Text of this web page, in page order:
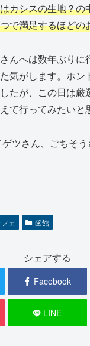
はカシスの生地？の
で満足するほどの
んへは数年ぶりに
気がします。ホン
たが、この日は厳
て行ってみたいと
ツさん、ごちそう
ェ 函館
シェアする
Facebook
LINE